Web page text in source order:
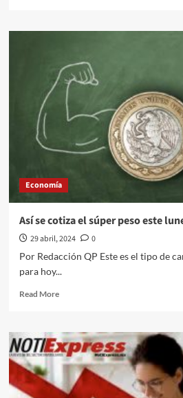
ESTO
LOS
COYOTES
PARA
ENGAÑARTE
EN
AHORRO
INFONAVIT
Economía
Así se cotiza el súper peso este
29 abril, 2024
0
Por Redacción QP Este es el tipo de
para hoy...
Read MoreRead
Así
se
cotiza
súper